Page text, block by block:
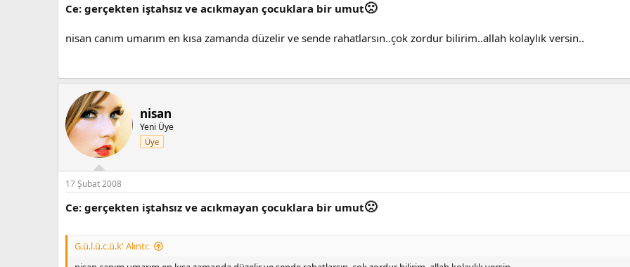
Ce: gerçekten iştahsız ve acıkmayan çocuklara bir umut🙁
nisan canım umarım en kısa zamanda düzelir ve sende rahatlarsın..çok zordur bilirim..allah kolaylık versin..
nisan
Yeni Üye
Üye
17 Şubat 2008
Ce: gerçekten iştahsız ve acıkmayan çocuklara bir umut🙁
G.ü.l.ü.c.ü.k' Alıntı: